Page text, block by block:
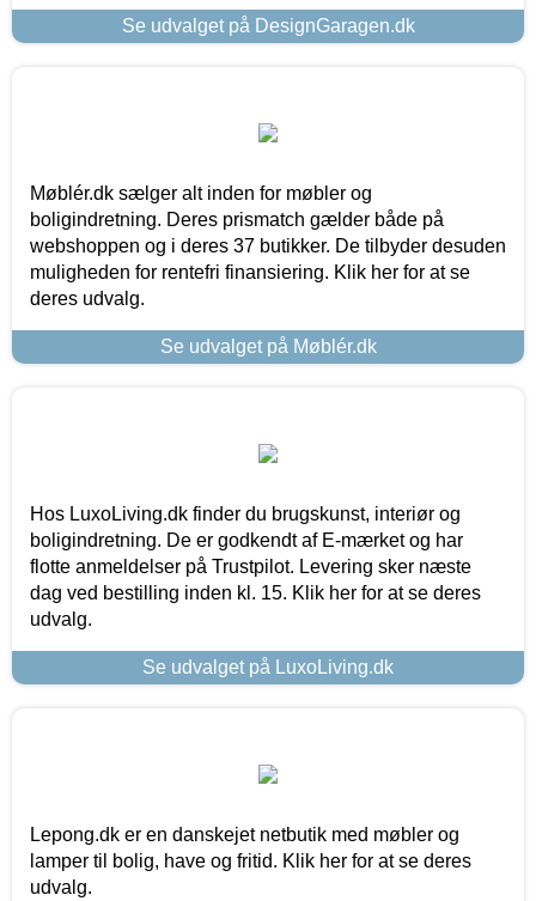
Se udvalget på DesignGaragen.dk
Møblér.dk sælger alt inden for møbler og
boligindretning. Deres prismatch gælder både på
webshoppen og i deres 37 butikker. De tilbyder desuden
muligheden for rentefri finansiering. Klik her for at se
deres udvalg.
Se udvalget på Møblér.dk
Hos LuxoLiving.dk finder du brugskunst, interiør og
boligindretning. De er godkendt af E-mærket og har
flotte anmeldelser på Trustpilot. Levering sker næste
dag ved bestilling inden kl. 15. Klik her for at se deres
udvalg.
Se udvalget på LuxoLiving.dk
Lepong.dk er en danskejet netbutik med møbler og
lamper til bolig, have og fritid. Klik her for at se deres
udvalg.